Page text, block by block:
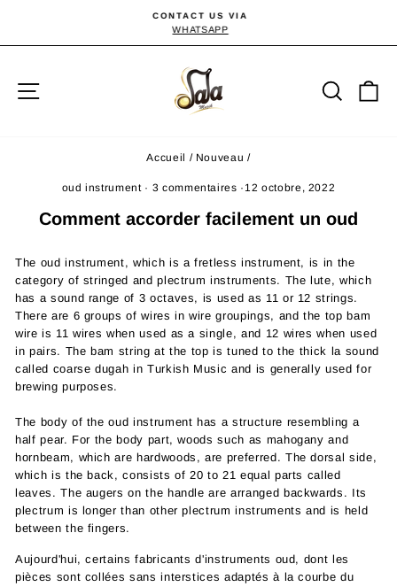
contenu
Diaporama
CONTACT US VIA
WHATSAPP
Accueil / Nouveau /
oud instrument· 3 commentaires · 12 octobre, 2022
Comment accorder facilement un oud
The oud instrument, which is a fretless instrument, is in the
category of stringed and plectrum instruments. The lute, which
has a sound range of 3 octaves, is used as 11 or 12 strings.
There are 6 groups of wires in wire groupings, and the top bam
wire is 11 wires when used as a single, and 12 wires when used
in pairs. The bam string at the top is tuned to the thick la sound
called coarse dugah in Turkish Music and is generally used for
brewing purposes.
The body of the oud instrument has a structure resembling a
half pear. For the body part, woods such as mahogany and
hornbeam, which are hardwoods, are preferred. The dorsal side,
which is the back, consists of 20 to 21 equal parts called
leaves. The augers on the handle are arranged backwards. Its
plectrum is longer than other plectrum instruments and is held
between the fingers.
Aujourd'hui, certains fabricants d'instruments oud, dont les
pièces sont collées sans interstices adaptés à la courbe du